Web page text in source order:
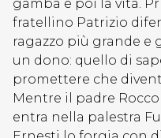
gamba e poi la vita.
fratellino Patrizio
ragazzo più grande e
un dono: quello di
promettere che
Mentre il padre
entra nella palestra